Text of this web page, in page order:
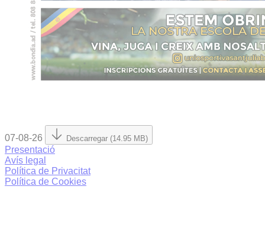
07-08-26 Descarregar (14.95 MB)
Presentació
Avís legal
Política de Privacitat
Política de Cookies